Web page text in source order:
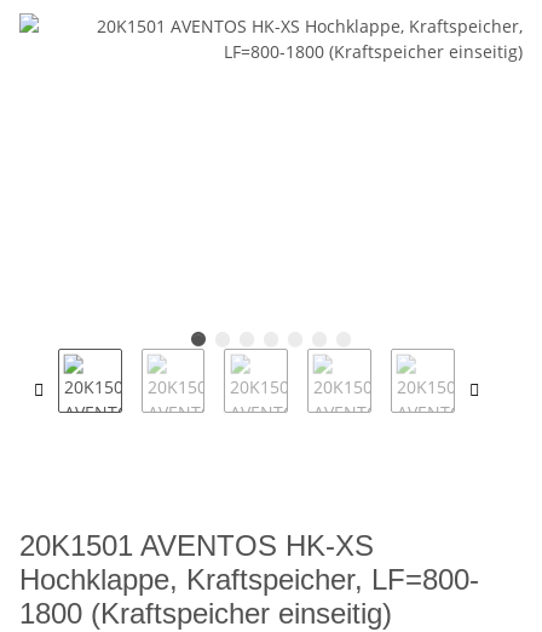
20K1501 AVENTOS HK-XS
Hochklappe, Kraftspeicher, LF=800-
1800 (Kraftspeicher einseitig)